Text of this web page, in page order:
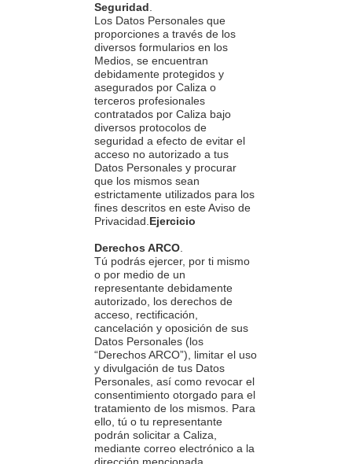
Seguridad
Los Datos Personales que
proporciones a través de los
diversos formularios en los
Medios, se encuentran
debidamente protegidos y
asegurados por Caliza o
terceros profesionales
contratados por Caliza bajo
diversos protocolos de
seguridad a efecto de evitar el
acceso no autorizado a tus
Datos Personales y procurar
que los mismos sean
estrictamente utilizados para los
fines descritos en este Aviso de
Privacidad. Ejercicio
Derechos ARCO
Tú podrás ejercer, por ti mismo
o por medio de un
representante debidamente
autorizado, los derechos de
acceso, rectificación,
cancelación y oposición de sus
Datos Personales (los
“Derechos ARCO”), limitar el uso
y divulgación de tus Datos
Personales, así como revocar el
consentimiento otorgado para el
tratamiento de los mismos. Para
ello, tú o tu representante
podrán solicitar a Caliza,
mediante correo electrónico a la